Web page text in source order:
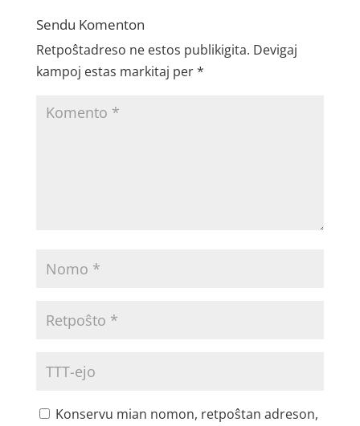
Sendu Komenton
Retpoŝtadreso ne estos publikigita. Devigaj
kampoj estas markitaj per*
Konservu mian nomon, retpoŝtan adreson,